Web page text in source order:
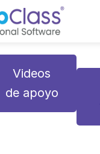
Videos
de apoyo